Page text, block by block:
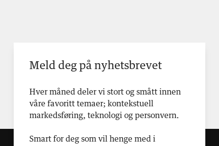
Meld deg på nyhetsbrevet
Hver måned deler vi stort og smått innen
våre favoritt temaer; kontekstuell
markedsføring, teknologi og personvern.
Smart for deg som vil henge med i